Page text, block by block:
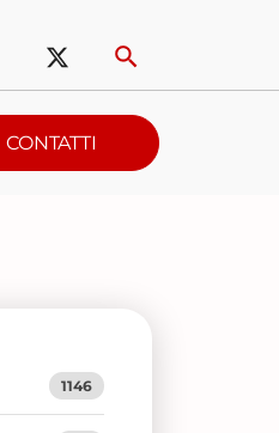
CONTATTI
1146